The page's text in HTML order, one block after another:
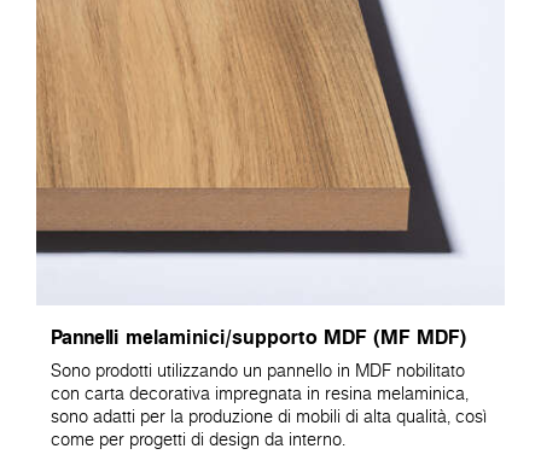
Pannelli melaminici/supporto MDF (MF MDF)
Sono prodotti utilizzando un pannello in MDF nobilitato
con carta decorativa impregnata in resina melaminica,
sono adatti per la produzione di mobili di alta qualità, così
come per progetti di design da interno.